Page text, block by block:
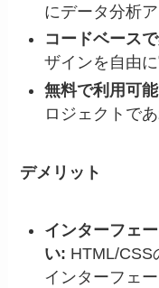
にデータ分析
コードベース
ザインを自由
無料で利用可
ロジェクトで
デメリット
インターフェ
い: HTML/CSS
インターフェ